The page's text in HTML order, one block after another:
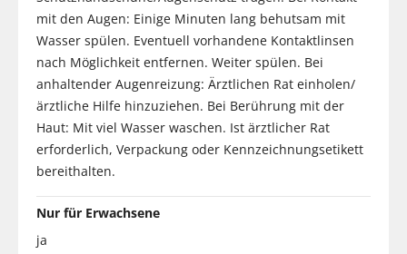
mit den Augen: Einige Minuten lang behutsam mit
Wasser spülen. Eventuell vorhandene Kontaktlinsen
nach Möglichkeit entfernen. Weiter spülen. Bei
anhaltender Augenreizung: Ärztlichen Rat einholen/
ärztliche Hilfe hinzuziehen. Bei Berührung mit der
Haut: Mit viel Wasser waschen. Ist ärztlicher Rat
erforderlich, Verpackung oder Kennzeichnungsetikett
bereithalten.
Nur für Erwachsene
ja